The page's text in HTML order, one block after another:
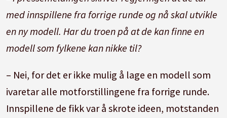
med innspillene fra forrige runde og nå skal utvikle
en ny modell. Har du troen på at de kan finne en
modell som fylkene kan nikke til?
– Nei, for det er ikke mulig å lage en modell som
ivaretar alle motforstillingene fra forrige runde.
Innspillene de fikk var å skrote ideen, motstanden